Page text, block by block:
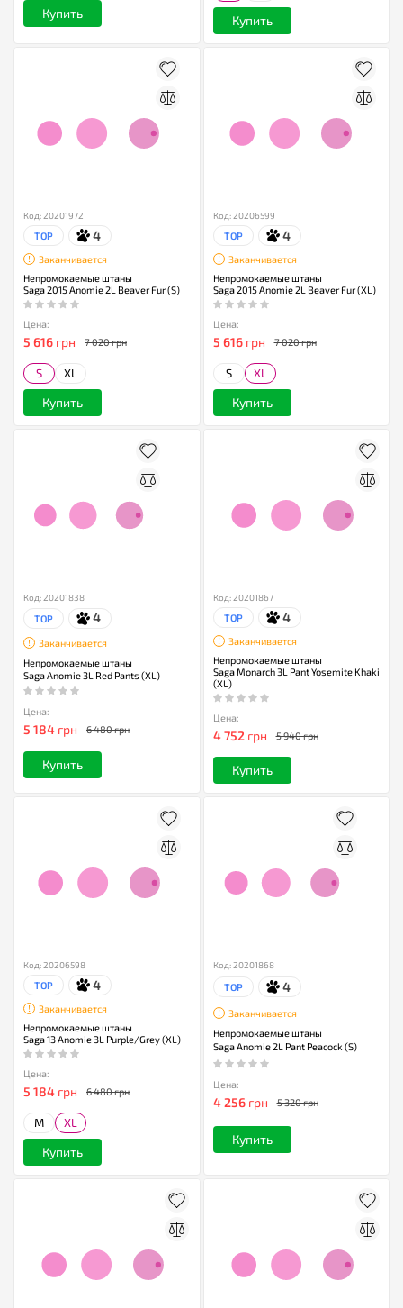
Купить Купить
Код: 20201972
TOP 4
Заканчивается
Непромокаемые штаны
Saga 2015 Anomie 2L Beaver Fur (S)
Цена:
5 616 грн 7 020 грн
S XL
Купить
Код: 20206599
TOP 4
Заканчивается
Непромокаемые штаны
Saga 2015 Anomie 2L Beaver Fur (XL)
Цена:
5 616грн 7 020 грн
S XL
Купить
Код: 20201838
TOP 4
Заканчивается
Непромокаемые штаны
Saga Anomie 3L Red Pants (XL)
Цена:
5 184 грн 6 480 грн
Купить
Код: 20201867
TOP 4
Заканчивается
Непромокаемые штаны
Saga Monarch 3L Pant Yosemite Khaki
(XL)
Цена:
4 752грн 5 940 грн
Купить
Код: 20206598
TOP 4
Заканчивается
Непромокаемые штаны
Saga 13 Anomie 3L Purple/Grey (XL)
Цена:
5 184 грн 6 480 грн
M XL
Купить
Код: 20201868
TOP 4
Заканчивается
Непромокаемые штаны
Saga Anomie 2L Pant Peacock (S)
Цена:
4 256грн 5 320 грн
Купить